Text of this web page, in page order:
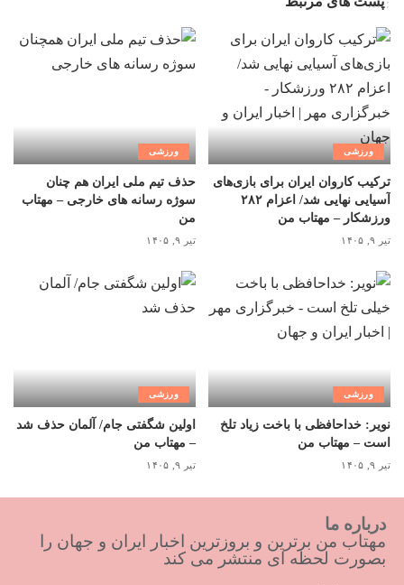
ورزشی
ترکیب کاروان ایران برای بازی‌های
آسیایی نهایی شد/ اعزام ۲۸۲
ورزشکار – مهتاب من
تیر ۹, ۱۴۰۵
ورزشی
حذف تیم ملی ایران هم چنان
سوژه رسانه های خارجی – مهتاب
من
تیر ۹, ۱۴۰۵
ورزشی
نویر: خداحافظی با باخت زیاد تلخ
است – مهتاب من
تیر ۹, ۱۴۰۵
ورزشی
اولین شگفتی جام/ آلمان حذف شد
– مهتاب من
تیر ۹, ۱۴۰۵
درباره ما
مهتاب من برترین و بروزترین اخبار ایران و جهان را
بصورت لحظه ای منتشر می کند